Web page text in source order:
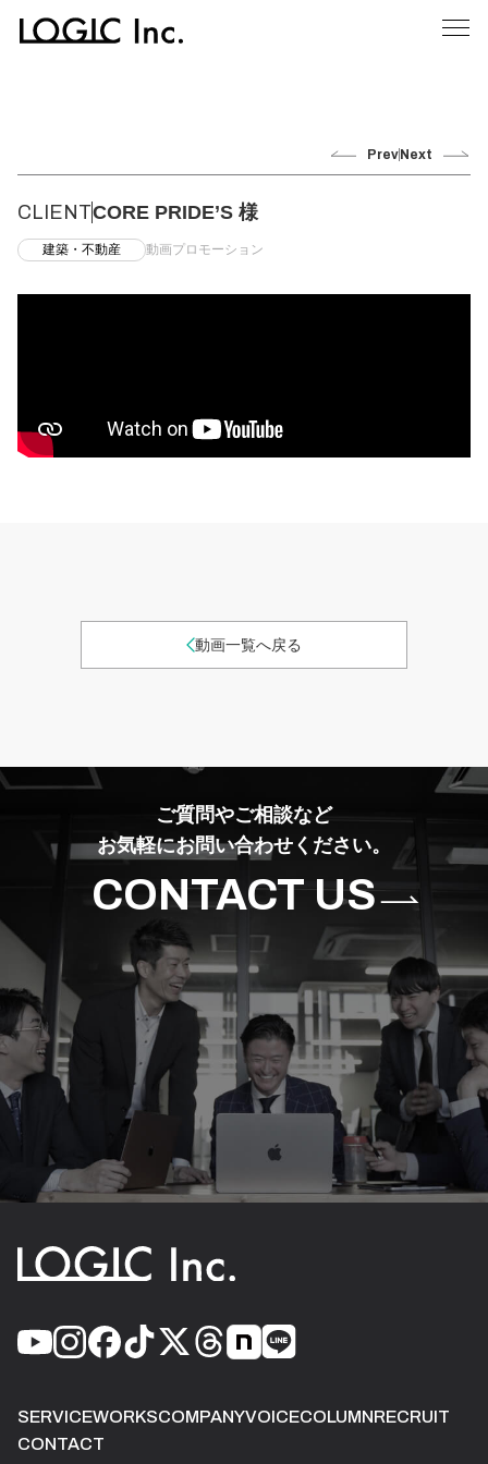
Prev Next
CLIENTCORE PRIDE’S 様
建築・不動産 動画プロモーション
動画一覧へ戻る
ご質問やご相談など
お気軽にお問い合わせください。
CONTACT US
SERVICEWORKSCOMPANYVOICECOLUMNRECRUIT
CONTACT